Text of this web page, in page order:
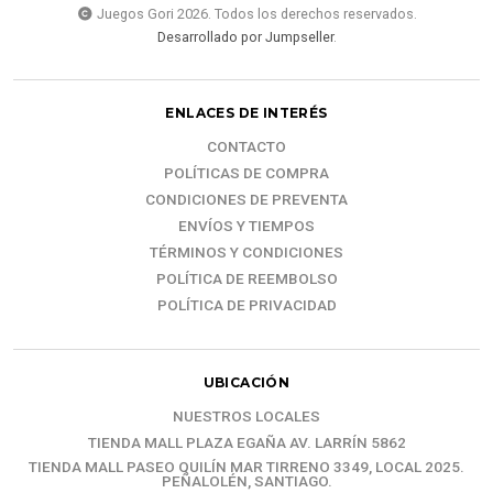
Juegos Gori 2026. Todos los derechos reservados.
Desarrollado por Jumpseller.
ENLACES DE INTERÉS
CONTACTO
POLÍTICAS DE COMPRA
CONDICIONES DE PREVENTA
ENVÍOS Y TIEMPOS
TÉRMINOS Y CONDICIONES
POLÍTICA DE REEMBOLSO
POLÍTICA DE PRIVACIDAD
UBICACIÓN
NUESTROS LOCALES
TIENDA MALL PLAZA EGAÑA AV. LARRÍN 5862
TIENDA MALL PASEO QUILÍN MAR TIRRENO 3349, LOCAL 2025.
PEÑALOLÉN, SANTIAGO.